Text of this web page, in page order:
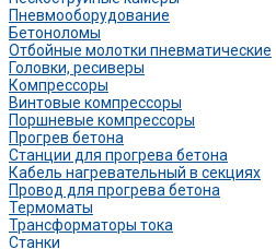
Пневмооборудование
Бетоноломы
Отбойные молотки пневматические
Головки, ресиверы
Компрессоры
Винтовые компрессоры
Поршневые компрессоры
Прогрев бетона
Станции для прогрева бетона
Кабель нагревательный в секциях
Провод для прогрева бетона
Термоматы
Трансформаторы тока
Станки